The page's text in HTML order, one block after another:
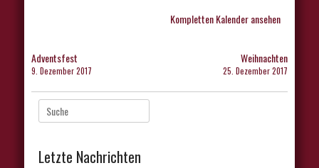
Kompletten Kalender ansehen
Beitragsnavigation
Adventsfest
9. Dezember 2017
Weihnachten
25. Dezember 2017
Suche
nach:
Letzte Nachrichten